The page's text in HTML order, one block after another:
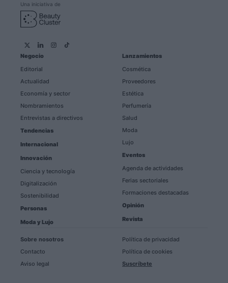
Una iniciativa de
Negocio
Editorial
Actualidad
Economía y sector
Nombramientos
Entrevistas a directivos
Tendencias
Internacional
Innovación
Ciencia y tecnología
Digitalización
Sostenibilidad
Personas
Moda y Lujo
Lanzamientos
Cosmética
Proveedores
Estética
Perfumería
Salud
Moda
Lujo
Eventos
Agenda de actividades
Ferias sectoriales
Formaciones destacadas
Opinión
Revista
Sobre nosotros
Contacto
Aviso legal
Política de privacidad
Política de cookies
Suscríbete